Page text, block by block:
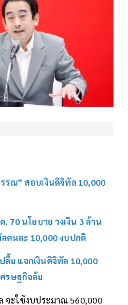
รณ” สอบเงินดิจิทัล 10,000
. 70 นโยบาย วงเงิน 3 ล้าน
คนละ 10,000 งบปกติ
ลื้ม แจกเงินดิจิทัล 10,000
ศรษฐกิจล้ม
จะใช้งบประมาณ 560,000